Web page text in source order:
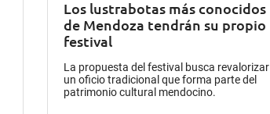
Los lustrabotas más conocidos
de Mendoza tendrán su propio
festival
La propuesta del festival busca revalorizar
un oficio tradicional que forma parte del
patrimonio cultural mendocino.